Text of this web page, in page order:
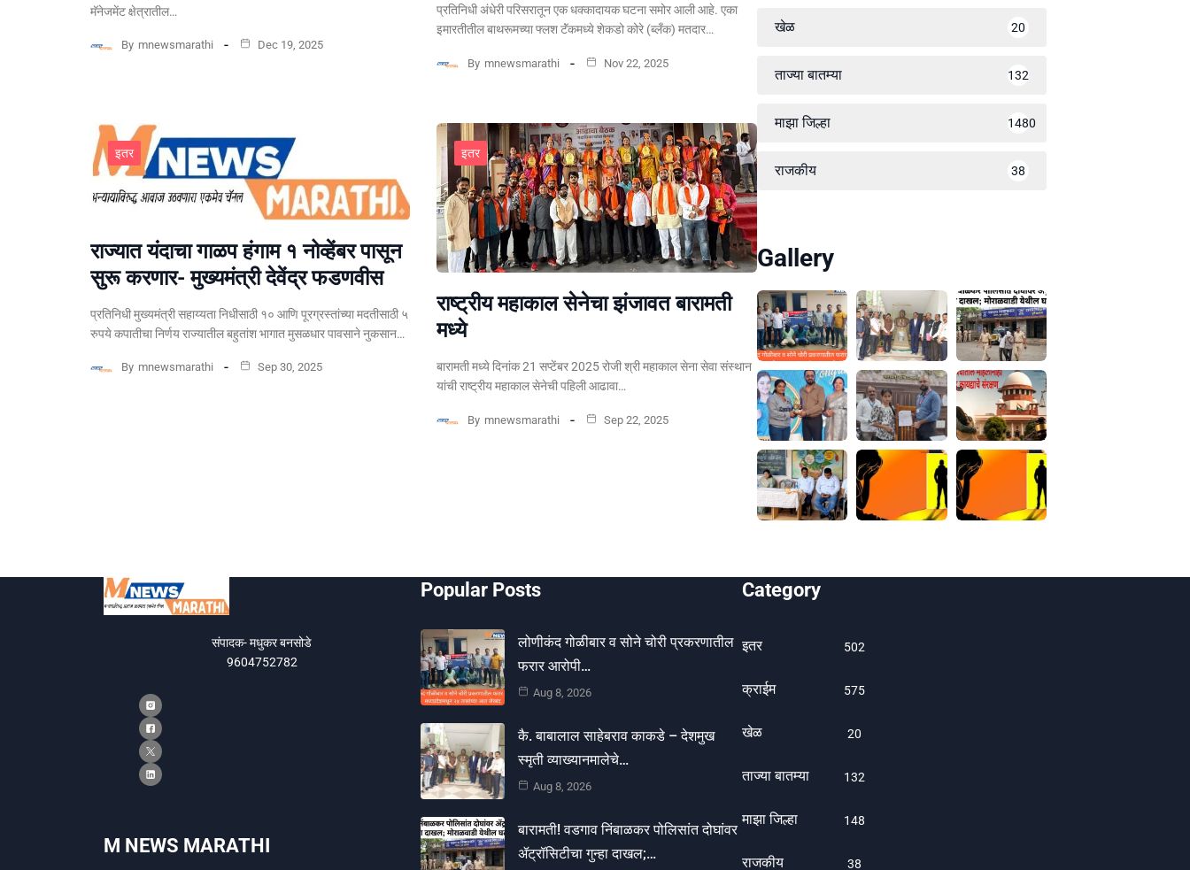
मॅनेजमेंट क्षेत्रातील…
By mnewsmarathi Dec 19, 2025
प्रतिनिधी अंधेरी परिसरातून एक धक्कादायक घटना समोर आली आहे. एका
इमारतीतील बाथरूमच्या फ्लश टॅंकमध्ये शेकडो कोरे (ब्लँक) मतदार…
By mnewsmarathi Nov 22, 2025
इतर
राज्यात यंदाचा गाळप हंगाम १ नोव्हेंबर पासून
सुरू करणार- मुख्यमंत्री देवेंद्र फडणवीस
प्रतिनिधी मुख्यमंत्री सहाय्यता निधीसाठी १० आणि पूरग्रस्तांच्या मदतीसाठी ५
रुपये कपातीचा निर्णय राज्यातील बहुतांश भागात मुसळधार पावसाने नुकसान…
By mnewsmarathi Sep 30, 2025
इतर
राष्ट्रीय महाकाल सेनेचा झंजावत बारामती
मध्ये
बारामती मध्ये दिनांक 21 सप्टेंबर 2025 रोजी श्री महाकाल सेना सेवा संस्थान
यांची राष्ट्रीय महाकाल सेनेची पहिली आढावा…
By mnewsmarathi Sep 22, 2025
खेळ 20
ताज्या बातम्या 132
माझा जिल्हा 1480
राजकीय 38
Gallery
संपादक- मधुकर बनसोडे
9604752782
M NEWS MARATHI
Popular Posts
लोणीकंद गोळीबार व सोने चोरी प्रकरणातील
फरार आरोपी…
Aug 8, 2026
कै. बाबालाल साहेबराव काकडे – देशमुख
स्मृती व्याख्यानमालेचे…
Aug 8, 2026
बारामती! वडगाव निंबाळकर पोलिसांत दोघांवर
ॲट्रॉसिटीचा गुन्हा दाखल;…
Category
इतर 502
क्राईम 575
खेळ 20
ताज्या बातम्या 132
माझा जिल्हा 1480
राजकीय 38